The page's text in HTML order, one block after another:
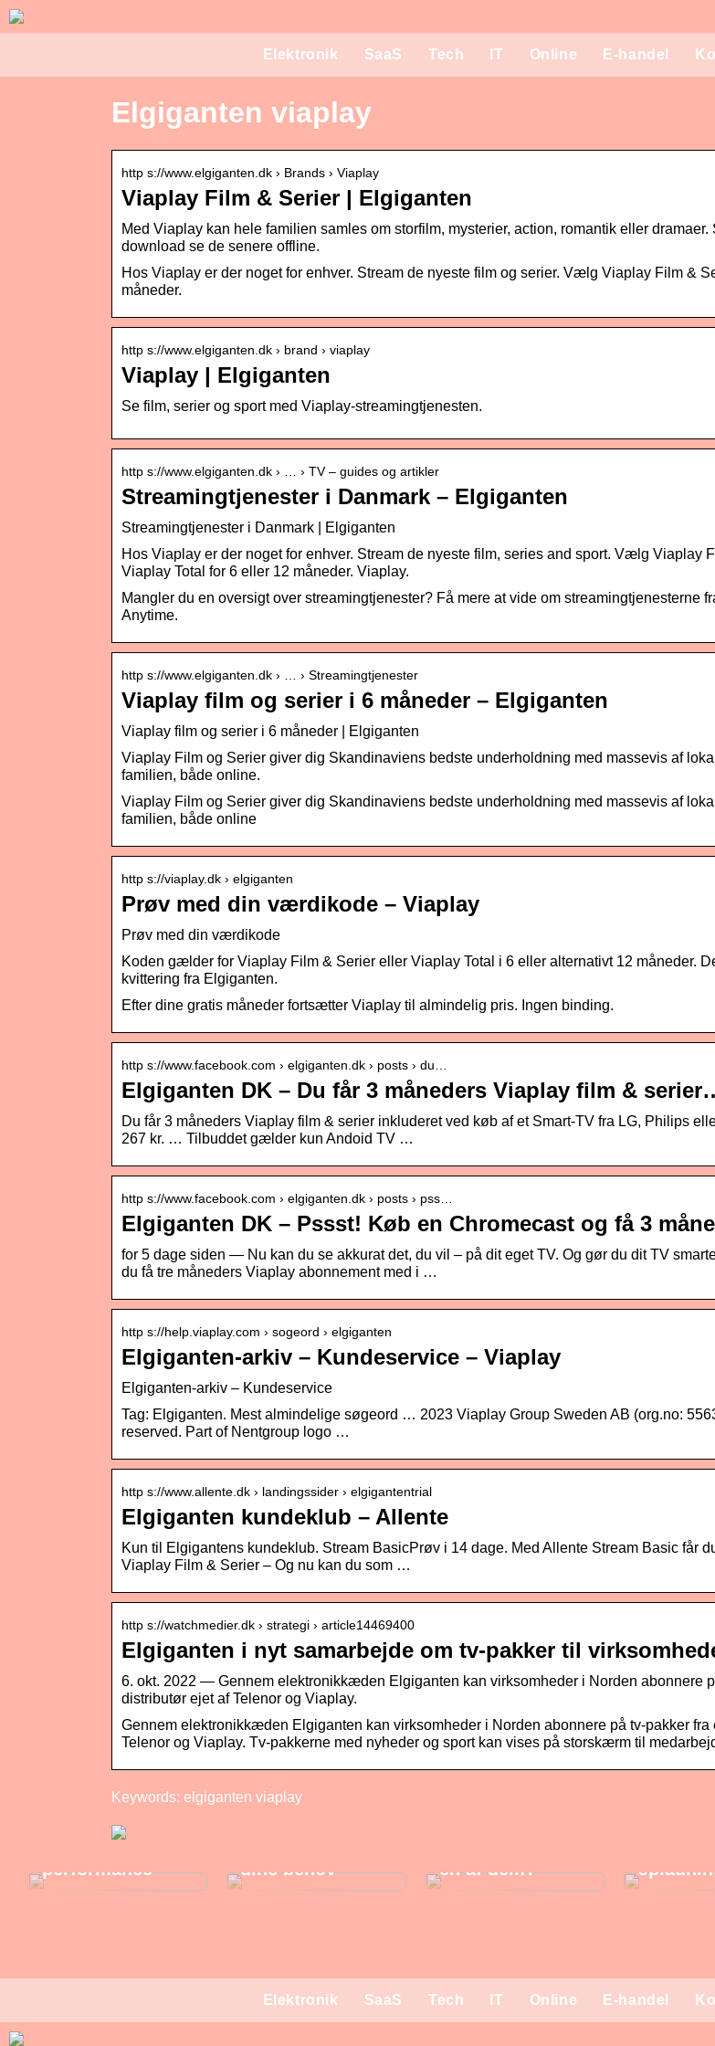
Elektronik SaaS Tech IT Online E-handel
Elgiganten viaplay
http s://www.elgiganten.dk › Brands › Viaplay
Viaplay Film & Serier | Elgiganten
Med Viaplay kan hele familien samles om storfilm, mysterier, action, romantik eller dramaer.
download se de senere offline.
Hos Viaplay er der noget for enhver. Stream de nyeste film og serier. Vælg Viaplay Film &
måneder.
http s://www.elgiganten.dk › brand › viaplay
Viaplay | Elgiganten
Se film, serier og sport med Viaplay-streamingtjenesten.
http s://www.elgiganten.dk › … › TV – guides og artikler
Streamingtjenester i Danmark – Elgiganten
Streamingtjenester i Danmark | Elgiganten
Hos Viaplay er der noget for enhver. Stream de nyeste film, series and sport. Vælg Viaplay
Viaplay Total for 6 eller 12 måneder. Viaplay.
Mangler du en oversigt over streamingtjenester? Få mere at vide om streamingtjenesterne
Anytime.
http s://www.elgiganten.dk › … › Streamingtjenester
Viaplay film og serier i 6 måneder – Elgiganten
Viaplay film og serier i 6 måneder | Elgiganten
Viaplay Film og Serier giver dig Skandinaviens bedste underholdning med massevis af
familien, både online.
Viaplay Film og Serier giver dig Skandinaviens bedste underholdning med massevis af
familien, både online
http s://viaplay.dk › elgiganten
Prøv med din værdikode – Viaplay
Prøv med din værdikode
Koden gælder for Viaplay Film & Serier eller Viaplay Total i 6 eller alternativt 12 måneder.
kvittering fra Elgiganten.
Efter dine gratis måneder fortsætter Viaplay til almindelig pris. Ingen binding.
http s://www.facebook.com › elgiganten.dk › posts › du…
Elgiganten DK – Du får 3 måneders Viaplay film &
Du får 3 måneders Viaplay film & serier inkluderet ved køb af et Smart-TV fra LG, Philips
267 kr. … Tilbuddet gælder kun Andoid TV …
http s://www.facebook.com › elgiganten.dk › posts › pss…
Elgiganten DK – Pssst! Køb en Chromecast og få 3
for 5 dage siden — Nu kan du se akkurat det, du vil – på dit eget TV. Og gør du dit TV
du få tre måneders Viaplay abonnement med i …
http s://help.viaplay.com › sogeord › elgiganten
Elgiganten-arkiv – Kundeservice – Viaplay
Elgiganten-arkiv – Kundeservice
Tag: Elgiganten. Mest almindelige søgeord … 2023 Viaplay Group Sweden AB (org.no:
reserved. Part of Nentgroup logo …
http s://www.allente.dk › landingssider › elgigantentrial
Elgiganten kundeklub – Allente
Kun til Elgigantens kundeklub. Stream BasicPrøv i 14 dage. Med Allente Stream Basic får
Viaplay Film & Serier – Og nu kan du som …
http s://watchmedier.dk › strategi › article14469400
Elgiganten i nyt samarbejde om tv-pakker til
6. okt. 2022 — Gennem elektronikkæden Elgiganten kan virksomheder i Norden abonnere
distributør ejet af Telenor og Viaplay.
Gennem elektronikkæden Elgiganten kan virksomheder i Norden abonnere på tv-pakker fra
Telenor og Viaplay. Tv-pakkerne med nyheder og sport kan vises på storskærm til
Keywords: elgiganten viaplay
Derfor er det
tracke jeres
performance
dine behov
en af dem?
Elektronik SaaS Tech IT Online E-handel